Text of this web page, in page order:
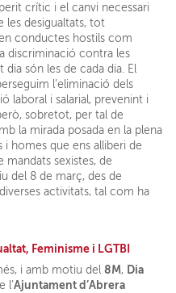
crític i el canvi necessari
les desigualtats, tot
conductes hostils com
discriminació contra les
dia són les de cada dia. El
l’eliminació dels
laboral i salarial, prevenint i
sobretot, per tal de
la mirada posada en la plena
homes que ens alliberi de
mandats sexistes, de
del 8 de març, des de
activitats, tal com ha
Feminisme i LGTBI
i amb motiu del8M, Dia
l’Ajuntament d’Abrera